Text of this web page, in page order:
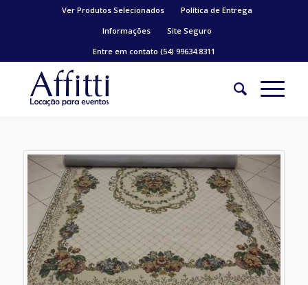
Ver Produtos Selecionados
Política de Entrega
Informações
Site Seguro
Entre em contato (54) 99634.8311